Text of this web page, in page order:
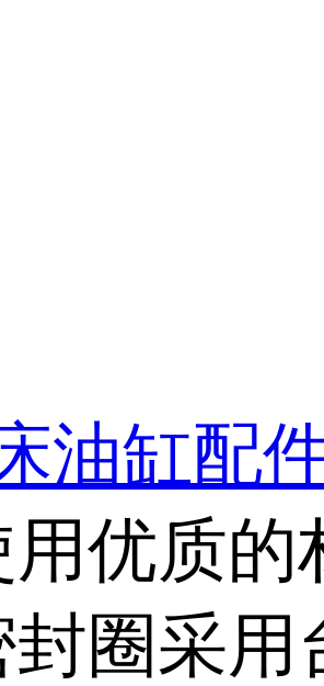
油缸配
用优质
封圈采